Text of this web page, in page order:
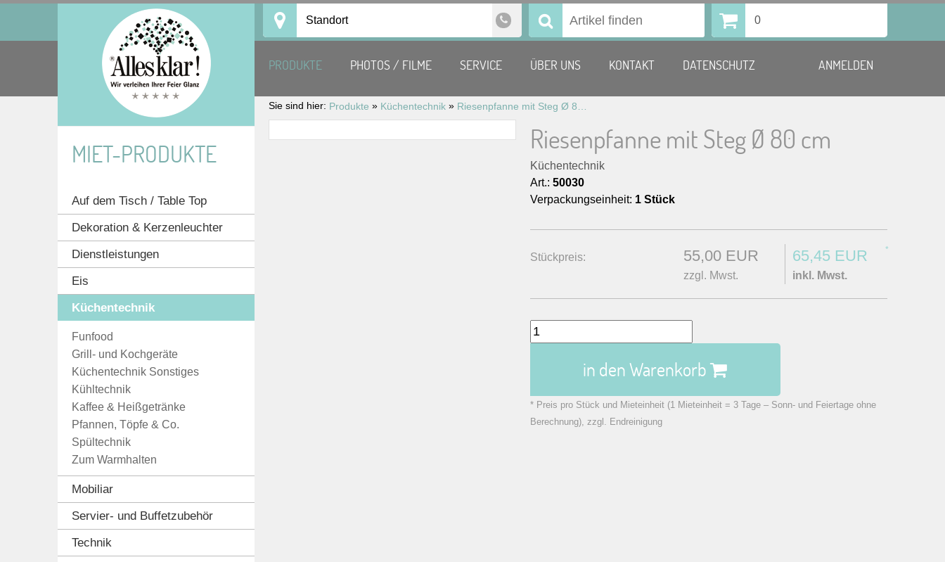
Standort Suchen 0
PRODUKTE PHOTOS / FILME SERVICE ÜBER UNS KONTAKT DATENSCHUTZ ANMELDEN
Sie sind hier: Produkte » Küchentechnik »
Riesenpfanne mit Steg Ø 80 cm
Küchentechnik
Art.: 50030
Verpackungseinheit: 1 Stück
Stückpreis: 55,00 EUR
zzgl. Mwst.
65,45 EUR *
inkl. Mwst.
in den Warenkorb
* Preis pro Stück und Mieteinheit (1 Mieteinheit = 3 Tage – Sonn- und Feiertage ohne
Berechnung), zzgl. Endreinigung
MIET-PRODUKTE
Auf dem Tisch / Table Top
Dekoration & Kerzenleuchter
Dienstleistungen
Eis
Küchentechnik
Funfood
Grill- und Kochgeräte
Küchentechnik Sonstiges
Kühltechnik
Kaffee & Heißgetränke
Pfannen, Töpfe & Co.
Spültechnik
Zum Warmhalten
Mobiliar
Servier- und Buffetzubehör
Technik